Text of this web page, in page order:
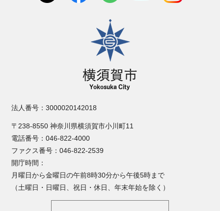
横須賀市
法人番号：3000020142018
〒238-8550 神奈川県横須賀市小川町11
電話番号：046-822-4000
ファクス番号：046-822-2539
開庁時間：
月曜日から金曜日の午前8時30分から午後5時まで
（土曜日・日曜日、祝日・休日、年末年始を除く）